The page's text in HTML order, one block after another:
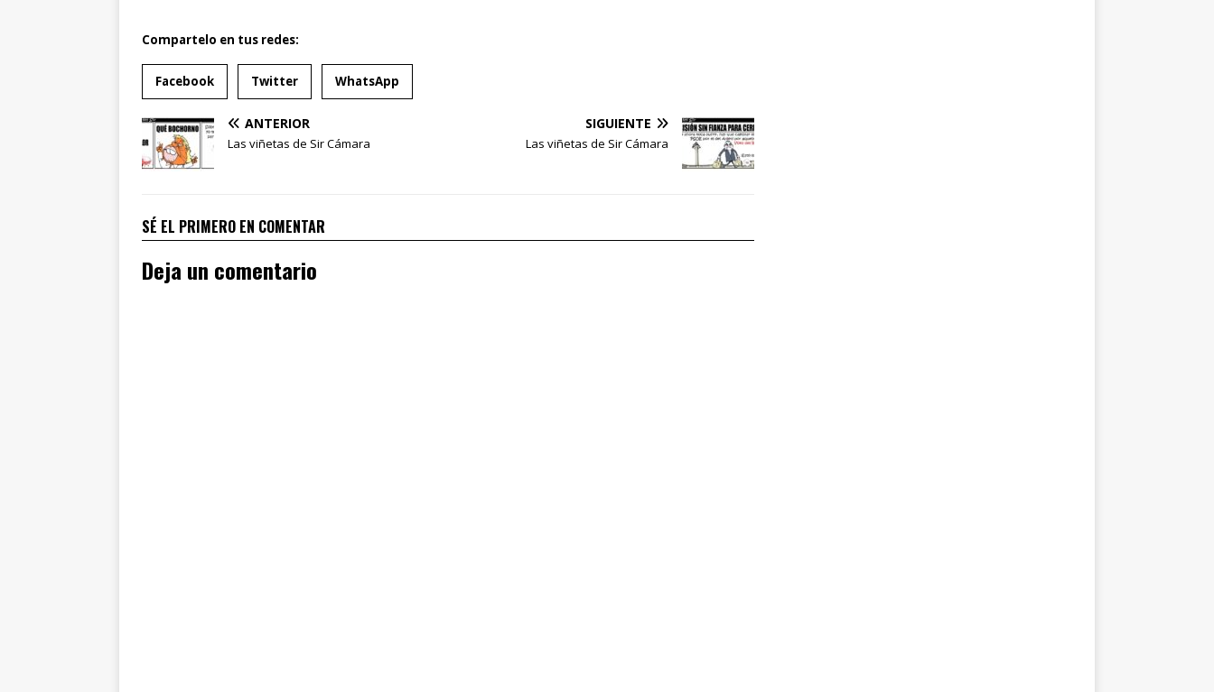
Compartelo en tus redes:
Facebook Twitter WhatsApp
ANTERIOR
Las viñetas de Sir Cámara
SIGUIENTE
Las viñetas de Sir Cámara
SÉ EL PRIMERO EN COMENTAR
Deja un comentario